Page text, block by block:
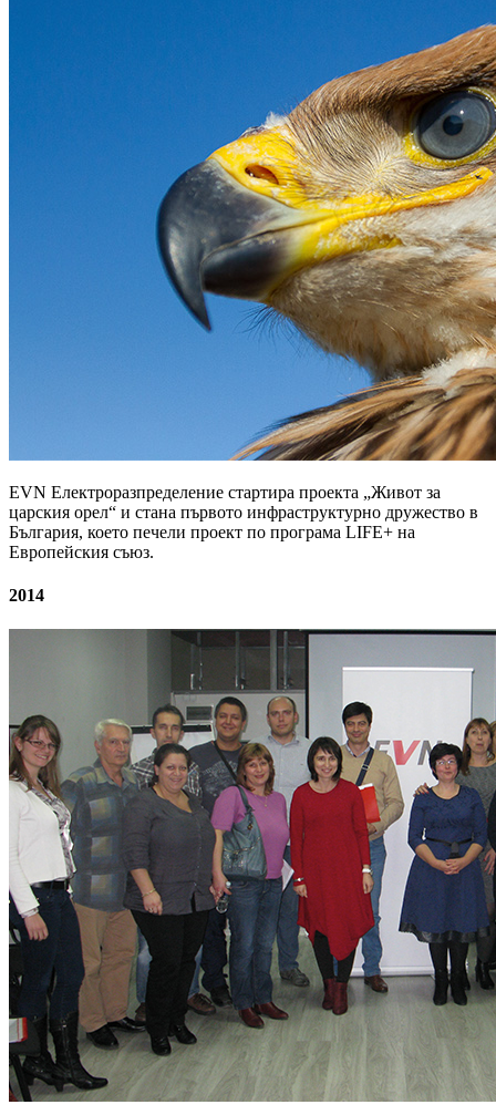
EVN Електроразпределение стартира проекта „Живот за
царския орел“ и стана първото инфраструктурно дружество в
България, което печели проект по програма LIFE+ на
Европейския съюз.
2014